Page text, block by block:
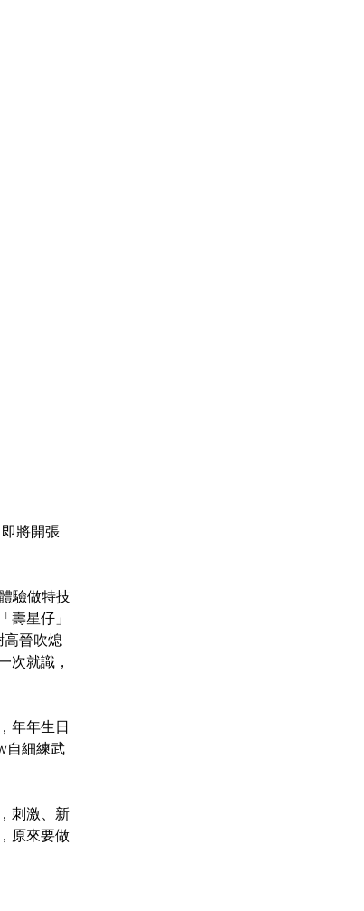
將開張
驗做特技
壽星仔」
高晉吹熄
次就識，
年年生日
自細練武
刺激、新
原來要做